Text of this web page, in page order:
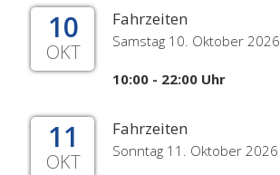
10
OKT
Fahrzeiten
Samstag 10. Oktober 2026
10:00 - 22:00 Uhr
11
OKT
Fahrzeiten
Sonntag 11. Oktober 2026